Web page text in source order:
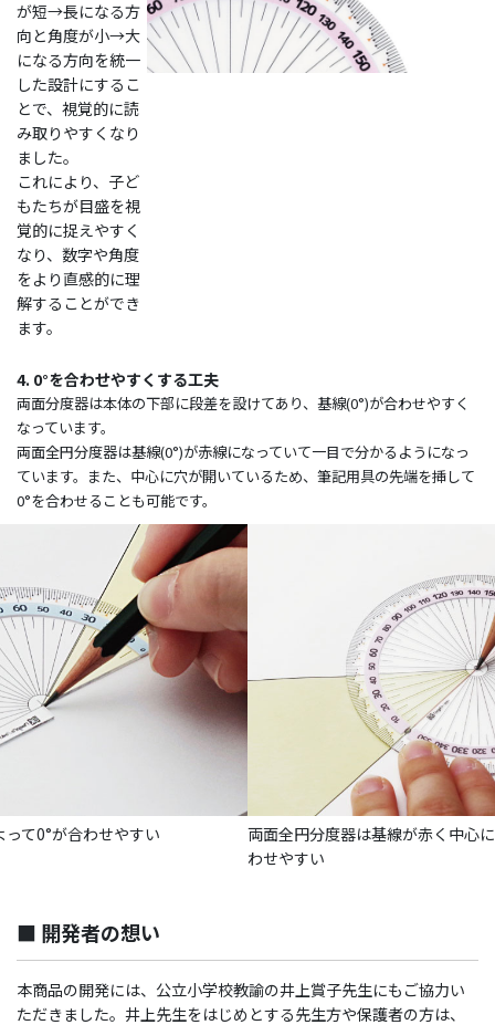
が短→長になる方
向と角度が小→大
になる方向を統一
した設計にするこ
とで、視覚的に読
み取りやすくなり
ました。
これにより、子ど
もたちが目盛を視
覚的に捉えやすく
なり、数字や角度
をより直感的に理
解することができ
ます。
4. 0°を合わせやすくする工夫
両面分度器は本体の下部に段差を設けてあり、基線(0°)が合わせやすく
なっています。
両面全円分度器は基線(0°)が赤線になっていて一目で分かるようになっ
ています。また、中心に穴が開いているため、筆記用具の先端を挿して
0°を合わせることも可能です。
て0°が合わせやすい
両面全円分度器は基線が赤く中心
わせやすい
■ 開発者の想い
本商品の開発には、公立小学校教諭の井上賞子先生にもご協力い
ただきました。井上先生をはじめとする先生方や保護者の方は、